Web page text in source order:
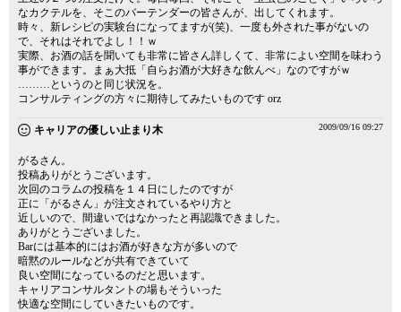
なカクテルを、そこのバーテンダーの皆さんが、出してくれます。
時々、新レシピの実験台になってますが(笑)、一度も外された事がないの
で、それはそれでよし！！ｗ
実際、お酒の話を聞いても非常に皆さん詳しくて、非常によい空間を味わう
事ができます。まぁ大抵「自らお酒が大好きな飲んべ」なのですがｗ
………というのと同じ状況を。
コンサルティングの方々に期待してみたいものです orz
キャリアの優しい止まり木 2009/09/16 09:27
がるさん。
投稿ありがとうございます。
次回のコラムの投稿を１４日にしたのですが
正に「がるさん」が注文されているやり方と
近しいので、間違いではなかったと再認識できました。
ありがとうございました。
Barには基本的にはお酒が好きな方が多いので
暗黙のルールなどが共有できていて
良い空間になっているのだと思います。
キャリアコンサルタントの場もそういった
快適な空間にしていきたいものです。